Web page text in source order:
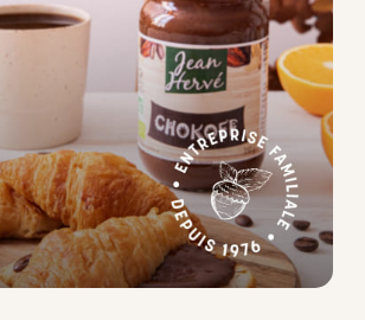
Pâte
d'amande
Pâtes à
tartiner
Produits
lacto-
fermentés
Produits